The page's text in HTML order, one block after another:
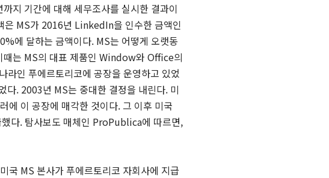
까지 기간에 대해 세무조사를 실시한 결과이
은 MS가 2016년 LinkedIn을 인수한 금액인
에 달하는 금액이다. MS는 어떻게 오랫동
때는 MS의 대표 제품인 Window와 Office의
라인 푸에르토리코에 공장을 운영하고 있었
다. 2003년 MS는 중대한 결정을 내린다. 미
에 이 공장에 매각한 것이다. 그 이후 미국
다. 탐사보도 매체인 ProPublica에 따르면,
국 MS 본사가 푸에르토리코 자회사에 지급